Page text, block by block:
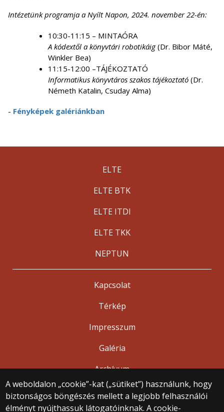
Intézetünk programja a Nyílt Napon, 2024. november 22-én:
10:30-11:15 – MINTAÓRA
A kódextől a könyvtári robotikáig(Dr. Bibor Máté,
Winkler Bea)
11:15-12:00 –TÁJÉKOZTATÓ
Informatikus könyvtáros szakos tájékoztató (Dr.
Németh Katalin, Csuday Alma)
- Fényképek galériánkban
A weboldalon „cookie”-kat („sütiket”) használunk, hogy
biztonságos böngészés mellett a legjobb felhasználói
élményt nyújthassuk látogatóinknak. A cookie-
ELTE
ELTE BTK
ELTE ITDI
ELTE TKK
NEPTUN
Kapcsolat
Térkép
Impresszum
Galéria
Archívum
© 2025 Eötvös Loránd Tudományegyetem
Minden jog fenntartva.